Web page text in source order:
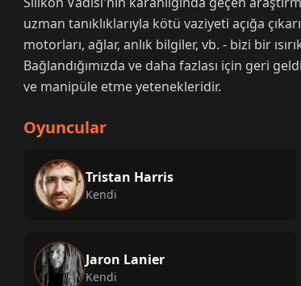
uzman tanıklıklarıyla kötü vaziyeti açığa
motorları, ağlar, anlık bilgiler, vb. - bizi bir
Bağlandığımızda ve daha fazlası için geri
ve manipüle etme yetenekleridir.
Oyuncular
Tristan Harris
Kendi
Jaron Lanier
Kendi